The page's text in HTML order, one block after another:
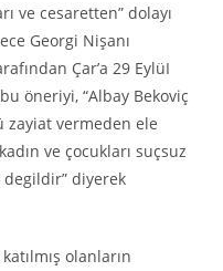
ve cesaretten” dolayı
Georgi Nişanı
Çar’a 29 EylüI
öneriyi, “Albay Bekoviç
zayiat vermeden ele
ve çocukları suçsuz
diyerek
olanların